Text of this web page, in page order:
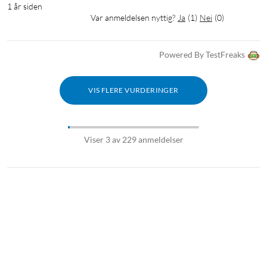
1 år siden
Var anmeldelsen nyttig? Ja (1) Nei (0)
Powered By TestFreaks
VIS FLERE VURDERINGER
Viser 3 av 229 anmeldelser